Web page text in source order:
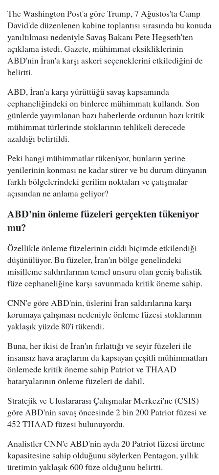
The Washington Post'a göre Trump, 7 Ağustos'ta Camp
David'de düzenlenen kabine toplantısı sırasında bu konuda
yanıltılması nedeniyle Savaş Bakanı Pete Hegseth'ten
açıklama istedi. Gazete, mühimmat eksikliklerinin
ABD'nin İran'a karşı askeri seçeneklerini etkilediğini de
belirtti.
ABD, İran'a karşı yürüttüğü savaş kapsamında
cephaneliğindeki on binlerce mühimmatı kullandı. Son
günlerde yayımlanan bazı haberlerde ordunun bazı kritik
mühimmat türlerinde stoklarının tehlikeli derecede
azaldığı belirtildi.
Peki hangi mühimmatlar tükeniyor, bunların yerine
yenilerinin konması ne kadar sürer ve bu durum dünyanın
farklı bölgelerindeki gerilim noktaları ve çatışmalar
açısından ne anlama geliyor?
ABD'nin önleme füzeleri gerçekten tükeniyor
mu?
Özellikle önleme füzelerinin ciddi biçimde etkilendiği
düşünülüyor. Bu füzeler, İran'ın bölge genelindeki
misilleme saldırılarının temel unsuru olan geniş balistik
füze cephaneliğine karşı savunmada kritik öneme sahip.
CNN'e göre ABD'nin, üslerini İran saldırılarına karşı
korumaya çalışması nedeniyle önleme füzesi stoklarının
yaklaşık yüzde 80'i tükendi.
Buna, her ikisi de İran'ın fırlattığı ve seyir füzeleri ile
insansız hava araçlarını da kapsayan çeşitli mühimmatları
önlemede kritik öneme sahip Patriot ve THAAD
bataryalarının önleme füzeleri de dahil.
Stratejik ve Uluslararası Çalışmalar Merkezi'ne (CSIS)
göre ABD'nin savaş öncesinde 2 bin 200 Patriot füzesi ve
452 THAAD füzesi bulunuyordu.
Analistler CNN'e ABD'nin ayda 20 Patriot füzesi üretme
kapasitesine sahip olduğunu söylerken Pentagon, yıllık
üretimin yaklaşık 600 füze olduğunu belirtti.